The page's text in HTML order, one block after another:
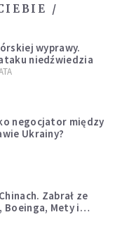
/
wyprawy.
niedźwiedzia
negocjator między
Ukrainy?
Zabrał ze
Boeinga, Mety i